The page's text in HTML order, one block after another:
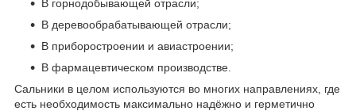
В горнодобывающей отрасли;
В деревообрабатывающей отрасли;
В приборостроении и авиастроении;
В фармацевтическом производстве.
Сальники в целом используются во многих направлениях, где
есть необходимость максимально надёжно и герметично